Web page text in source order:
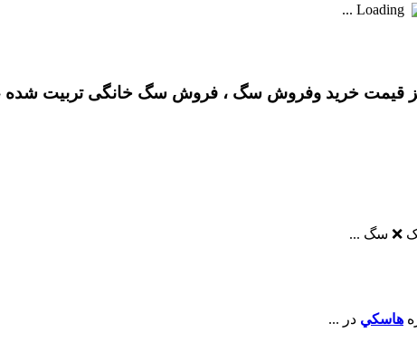
Loading ...
خرید وفروش سگ ، فروش سگ خانگی تربیت شده
❌ سگ ...
هاسکي در ...